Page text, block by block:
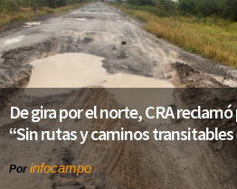
De gira por el norte, CRA
“Sin rutas y caminos
Por infocampo